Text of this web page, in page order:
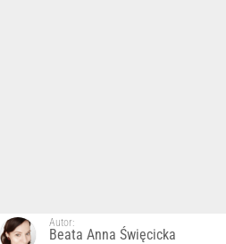
Autor:
Beata Anna Święcicka